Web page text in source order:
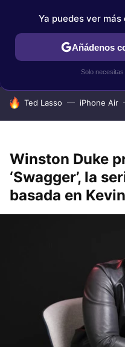
IPHONE TUTORIALES
HOY SE HABLA DE
Ted Lasso iPhone Air
Winston Duke
‘Swagger’, la
basada en
Ya puedes ver
Añádenos
Solo